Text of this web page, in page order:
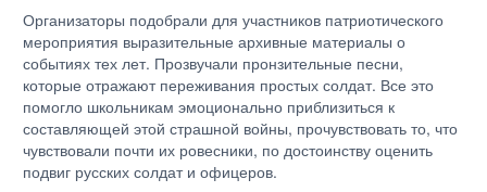
Организаторы подобрали для участников патриотического
мероприятия выразительные архивные материалы о
событиях тех лет. Прозвучали пронзительные песни,
которые отражают переживания простых солдат. Все это
помогло школьникам эмоционально приблизиться к
составляющей этой страшной войны, прочувствовать то, что
чувствовали почти их ровесники, по достоинству оценить
подвиг русских солдат и офицеров.